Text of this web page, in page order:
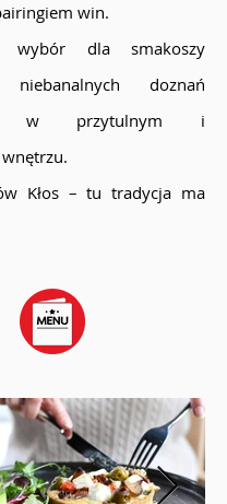
win.
wybór dla smakoszy
niebanalnych doznań
w przytulnym i
Kłos – tu tradycja ma